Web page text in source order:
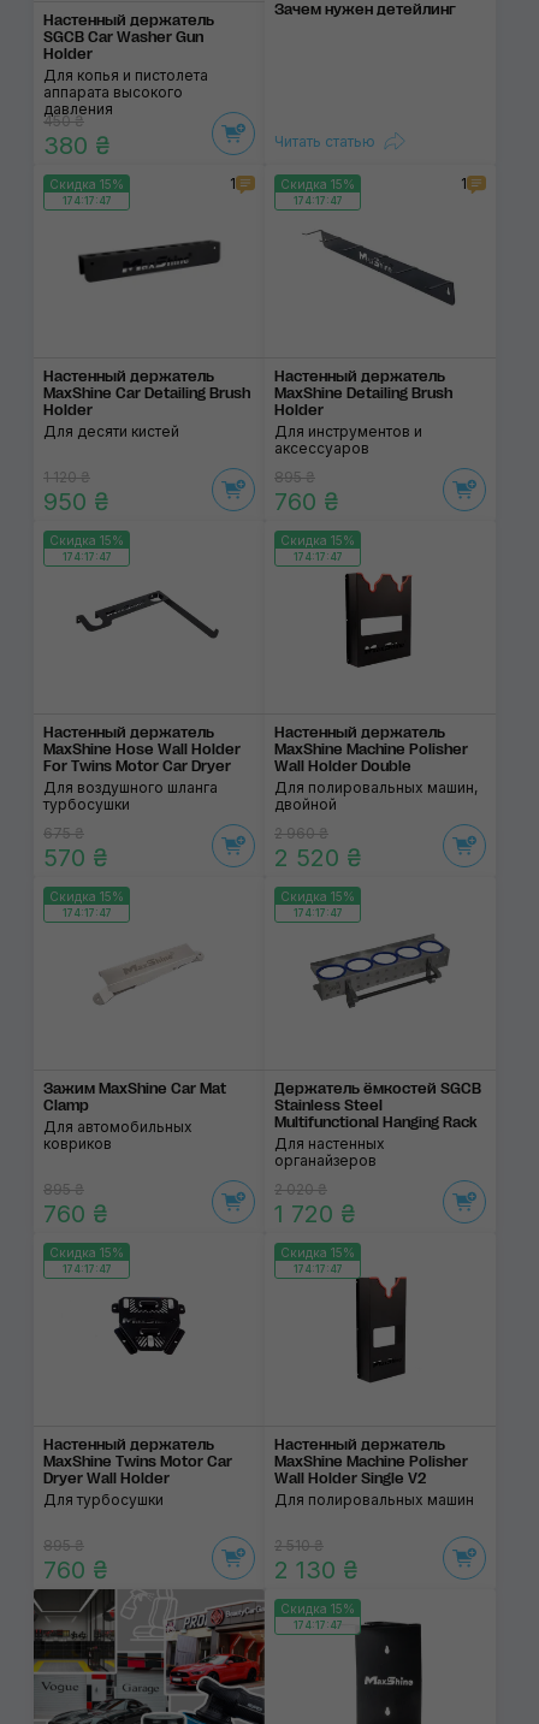
Настенный держатель
SGCB Car Washer Gun
Holder
Для копья и пистолета
аппарата высокого
давления
450 ₴
380 ₴
Зачем нужен детейлинг
Читать статью
Скидка 15%
174:17:46
1
Настенный держатель
MaxShine Car Detailing Brush
Holder
Для десяти кистей
1 120 ₴
950 ₴
Скидка 15%
174:17:46
1
Настенный держатель
MaxShine Detailing Brush
Holder
Для инструментов и
аксессуаров
895 ₴
760 ₴
Скидка 15%
174:17:46
Настенный держатель
MaxShine Hose Wall Holder
For Twins Motor Car Dryer
Для воздушного шланга
турбосушки
675 ₴
570 ₴
Скидка 15%
174:17:46
Настенный держатель
MaxShine Machine Polisher
Wall Holder Double
Для полировальных машин,
двойной
2 960 ₴
2 520 ₴
Скидка 15%
174:17:46
Зажим MaxShine Car Mat
Clamp
Для автомобильных
ковриков
895 ₴
760 ₴
Скидка 15%
174:17:46
Держатель ёмкостей SGCB
Stainless Steel
Multifunctional Hanging Rack
Для настенных
органайзеров
2 020 ₴
1 720 ₴
Скидка 15%
174:17:46
Настенный держатель
MaxShine Twins Motor Car
Dryer Wall Holder
Для турбосушки
895 ₴
760 ₴
Скидка 15%
174:17:46
Настенный держатель
MaxShine Machine Polisher
Wall Holder Single V2
Для полировальных машин
2 510 ₴
2 130 ₴
Скидка 15%
174:17:46